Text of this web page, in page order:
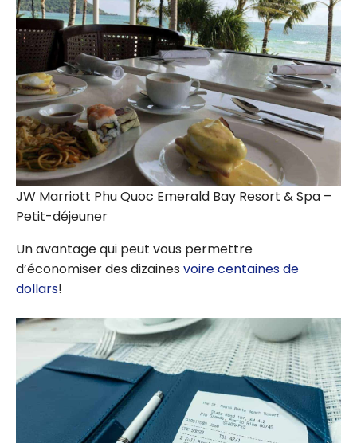
JW Marriott Phu Quoc Emerald Bay Resort & Spa –
Petit-déjeuner
Un avantage qui peut vous permettre
d’économiser des dizaines voire centaines de
dollars!